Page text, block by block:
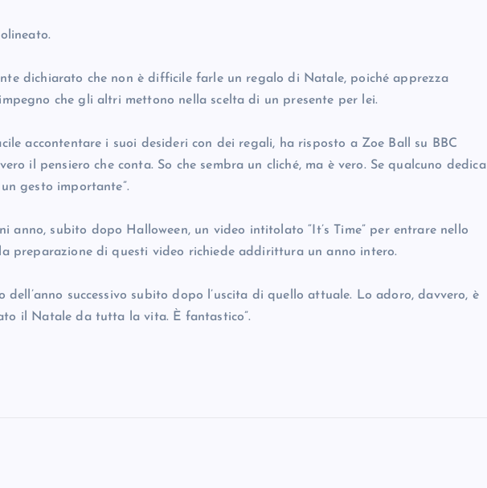
dichiarato che non è difficile farle un regalo di Natale, poiché apprezza
che gli altri mettono nella scelta di un presente per lei.
accontentare i suoi desideri con dei regali, ha risposto a Zoe Ball su BBC
il pensiero che conta. So che sembra un cliché, ma è vero. Se qualcuno dedica
gesto importante”.
anno, subito dopo Halloween, un video intitolato “It’s Time” per entrare nello
preparazione di questi video richiede addirittura un anno intero.
dell’anno successivo subito dopo l’uscita di quello attuale. Lo adoro, davvero, è
il Natale da tutta la vita. È fantastico”.